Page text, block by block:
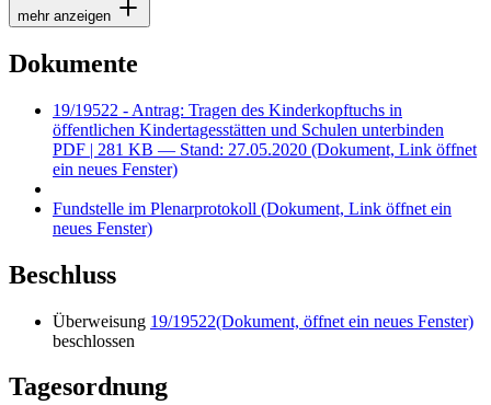
mehr anzeigen
Dokumente
19/19522 - Antrag: Tragen des Kinderkopftuchs in
öffentlichen Kindertagesstätten und Schulen unterbinden
PDF | 281 KB — Stand: 27.05.2020 (Dokument, Link öffnet
ein neues Fenster)
Fundstelle im Plenarprotokoll (Dokument, Link öffnet ein
neues Fenster)
Beschluss
Überweisung 19/19522(Dokument, öffnet ein neues Fenster)
beschlossen
Tagesordnung